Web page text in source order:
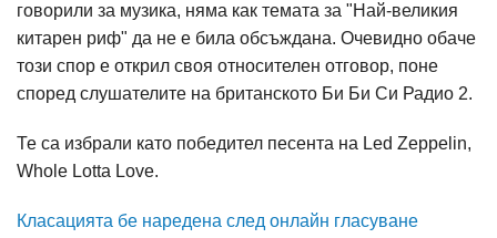
говорили за музика, няма как темата за "Най-великия
китарен риф" да не е била обсъждана. Очевидно обаче
този спор е открил своя относителен отговор, поне
според слушателите на британското Би Би Си Радио 2.
Те са избрали като победител песента на Led Zeppelin,
Whole Lotta Love.
Класацията бе наредена след онлайн гласуване